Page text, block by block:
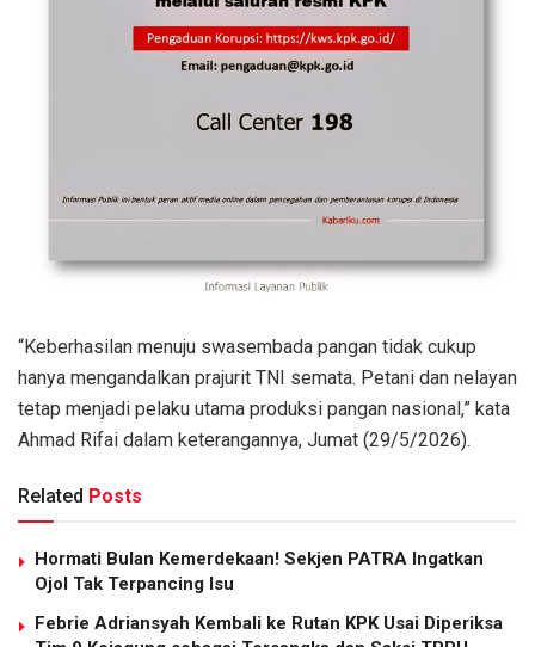
“Keberhasilan menuju swasembada pangan tidak cukup
hanya mengandalkan prajurit TNI semata. Petani dan nelayan
tetap menjadi pelaku utama produksi pangan nasional,” kata
Ahmad Rifai dalam keterangannya, Jumat (29/5/2026).
Related Posts
Hormati Bulan Kemerdekaan! Sekjen PATRA Ingatkan
Ojol Tak Terpancing Isu
Febrie Adriansyah Kembali ke Rutan KPK Usai Diperiksa